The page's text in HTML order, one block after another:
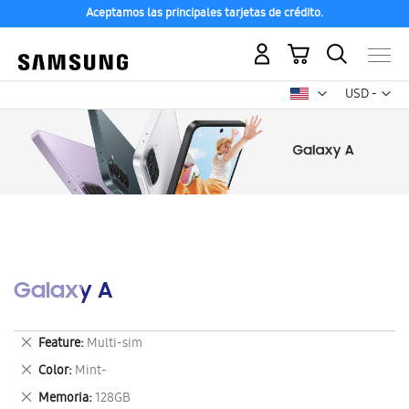
Aceptamos las principales tarjetas de crédito.
USD -
dólar
Mi carrito
Galaxy A
Feature Multi-sim
Eliminar
este
artículo
Color Mint-
Eliminar
este
Memoria 128GB
Eliminar